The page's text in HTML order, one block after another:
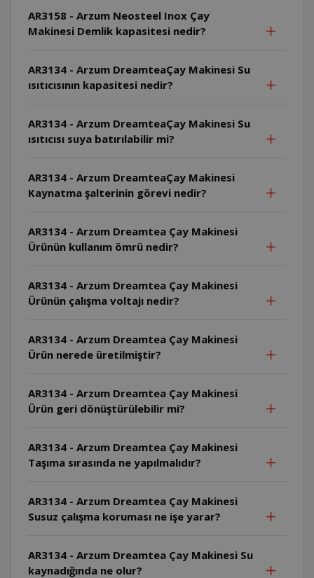
AR3158 - Arzum Neosteel Inox Çay
Makinesi Demlik kapasitesi nedir?
AR3134 - Arzum DreamteaÇay Makinesi Su
ısıtıcısının kapasitesi nedir?
AR3134 - Arzum DreamteaÇay Makinesi Su
ısıtıcısı suya batırılabilir mi?
AR3134 - Arzum DreamteaÇay Makinesi
Kaynatma şalterinin görevi nedir?
AR3134 - Arzum Dreamtea Çay Makinesi
Ürünün kullanım ömrü nedir?
AR3134 - Arzum Dreamtea Çay Makinesi
Ürünün çalışma voltajı nedir?
AR3134 - Arzum Dreamtea Çay Makinesi
Ürün nerede üretilmiştir?
AR3134 - Arzum Dreamtea Çay Makinesi
Ürün geri dönüştürülebilir mi?
AR3134 - Arzum Dreamtea Çay Makinesi
Taşıma sırasında ne yapılmalıdır?
AR3134 - Arzum Dreamtea Çay Makinesi
Susuz çalışma koruması ne işe yarar?
AR3134 - Arzum Dreamtea Çay Makinesi Su
kaynadığında ne olur?